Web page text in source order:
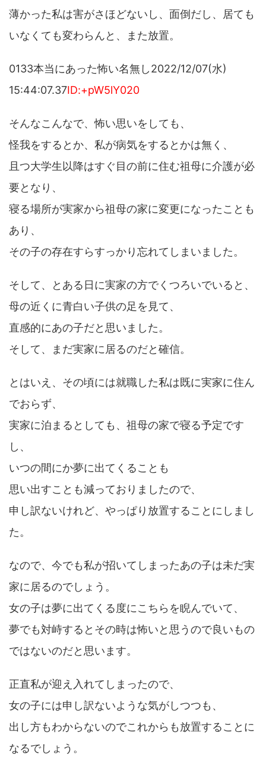
薄かった私は害がさほどないし、面倒だし、居ても
いなくても変わらんと、また放置。
0133本当にあった怖い名無し2022/12/07(水)
15:44:07.37ID:+pW5lY020
そんなこんなで、怖い思いをしても、
怪我をするとか、私が病気をするとかは無く、
且つ大学生以降はすぐ目の前に住む祖母に介護が必
要となり、
寝る場所が実家から祖母の家に変更になったことも
あり、
その子の存在すらすっかり忘れてしまいました。
そして、とある日に実家の方でくつろいでいると、
母の近くに青白い子供の足を見て、
直感的にあの子だと思いました。
そして、まだ実家に居るのだと確信。
とはいえ、その頃には就職した私は既に実家に住ん
でおらず、
実家に泊まるとしても、祖母の家で寝る予定です
し、
いつの間にか夢に出てくることも
思い出すことも減っておりましたので、
申し訳ないけれど、やっぱり放置することにしまし
た。
なので、今でも私が招いてしまったあの子は未だ実
家に居るのでしょう。
女の子は夢に出てくる度にこちらを睨んでいて、
夢でも対峙するとその時は怖いと思うので良いもの
ではないのだと思います。
正直私が迎え入れてしまったので、
女の子には申し訳ないような気がしつつも、
出し方もわからないのでこれからも放置することに
なるでしょう。